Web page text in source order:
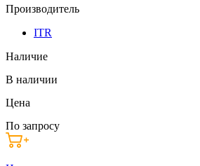
Производитель
ITR
Наличие
В наличии
Цена
По запросу